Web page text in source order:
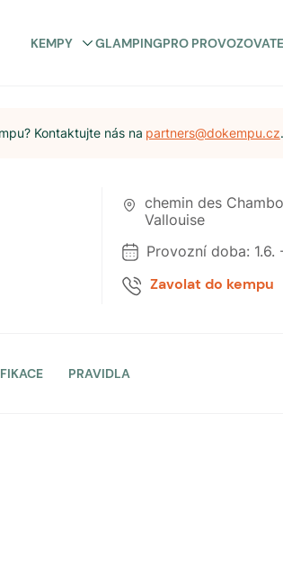
KEMPY GLAMPINGPRO
Kontaktujte nás na partners@dokempu.cz.
chemin des
Vallouise
Provozní doba: 1.6.
Zavolat do kempu
PRAVIDLA